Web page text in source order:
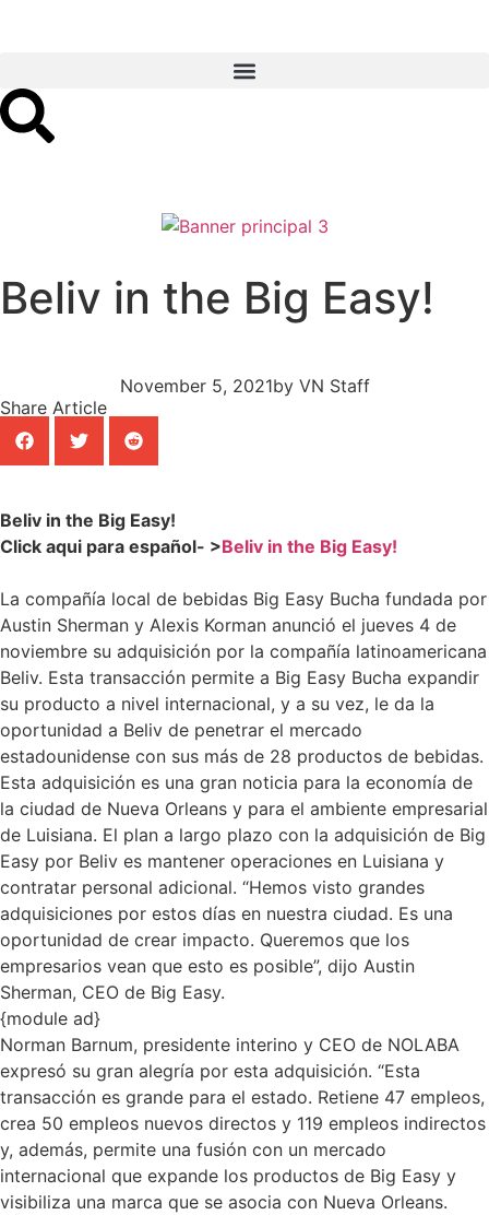
Beliv in the Big Easy!
November 5, 2021byVN Staff
Share Article
Beliv in the Big Easy!
Click aqui para español- >Beliv in the Big Easy!
La compañía local de bebidas Big Easy Bucha fundada por
Austin Sherman y Alexis Korman anunció el jueves 4 de
noviembre su adquisición por la compañía latinoamericana
Beliv. Esta transacción permite a Big Easy Bucha expandir
su producto a nivel internacional, y a su vez, le da la
oportunidad a Beliv de penetrar el mercado
estadounidense con sus más de 28 productos de bebidas.
Esta adquisición es una gran noticia para la economía de
la ciudad de Nueva Orleans y para el ambiente empresarial
de Luisiana. El plan a largo plazo con la adquisición de Big
Easy por Beliv es mantener operaciones en Luisiana y
contratar personal adicional. “Hemos visto grandes
adquisiciones por estos días en nuestra ciudad. Es una
oportunidad de crear impacto. Queremos que los
empresarios vean que esto es posible”, dijo Austin
Sherman, CEO de Big Easy.
{module ad}
Norman Barnum, presidente interino y CEO de NOLABA
expresó su gran alegría por esta adquisición. “Esta
transacción es grande para el estado. Retiene 47 empleos,
crea 50 empleos nuevos directos y 119 empleos indirectos
y, además, permite una fusión con un mercado
internacional que expande los productos de Big Easy y
visibiliza una marca que se asocia con Nueva Orleans.